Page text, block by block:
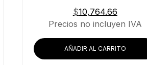
$10,764.66
Precios no incluyen IVA
AÑADIR AL CARRITO